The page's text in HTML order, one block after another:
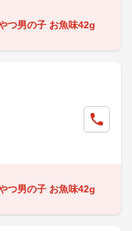
つ男の子 お魚味42g
つ男の子 お魚味42g